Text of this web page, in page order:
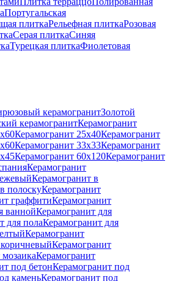
Португальская
плиткаРельефная плиткаРозовая
Серая плиткаСиняя
Турецкая плиткаФиолетовая
керамогранитЗолотой
керамогранитКерамогранит
Керамогранит 25x40Керамогранит
Керамогранит 33x33Керамогранит
Керамогранит 60x120Керамогранит
Керамогранит
Керамогранит в
полоскуКерамогранит
граффитиКерамогранит
ваннойКерамогранит для
для полаКерамогранит для
Керамогранит
Керамогранит
Керамогранит
под бетонКерамогранит под
каменьКерамогранит под